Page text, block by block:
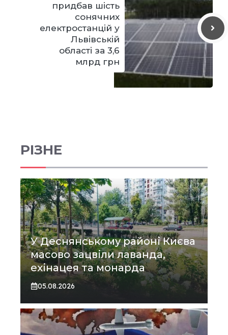
придбав шість
сонячних
електростанцій у
Львівській
області за 3,6
млрд грн
РІЗНЕ
У Деснянському районі Києва
масово зацвіли лаванда,
ехінацея та монарда
05.08.2026